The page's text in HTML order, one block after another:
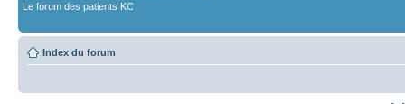
Le forum des patients KC
Index du forum